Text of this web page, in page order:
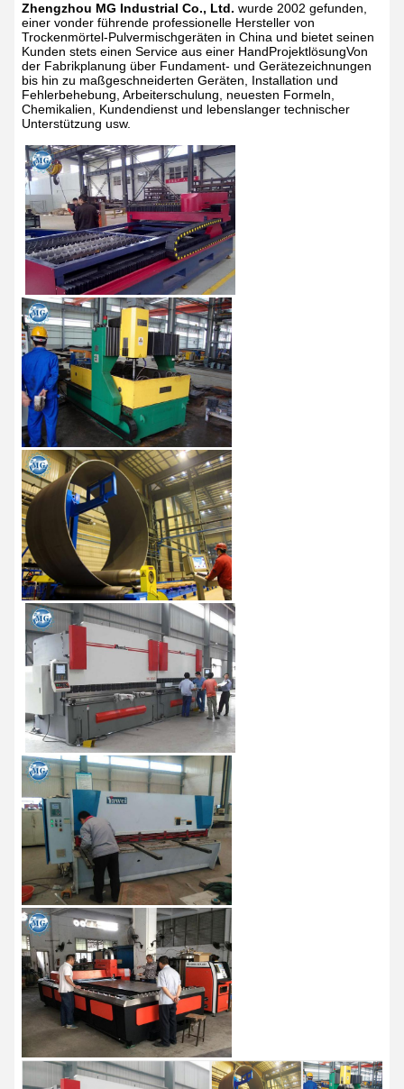
Zhengzhou MG Industrial Co., Ltd. wurde 2002 gefunden,
einer vonder führende professionelle Hersteller von
Trockenmörtel-Pulvermischgeräten in China und bietet seinen
Kunden stets einen Service aus einer HandProjektlösungVon
der Fabrikplanung über Fundament- und Gerätezeichnungen
bis hin zu maßgeschneiderten Geräten, Installation und
Fehlerbehebung, Arbeiterschulung, neuesten Formeln,
Chemikalien, Kundendienst und lebenslanger technischer
Unterstützung usw.